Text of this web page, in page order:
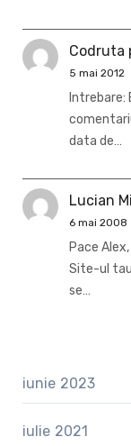
Codruta
5 mai 2012
Intrebare:
data de…
Lucian
6 mai 2008
Pace
Site-ul
se…
iunie 2023
iulie 2021